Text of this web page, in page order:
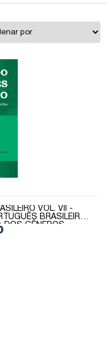
VOL. VII -
BRASILEIRO:
DOS GÊNEROS